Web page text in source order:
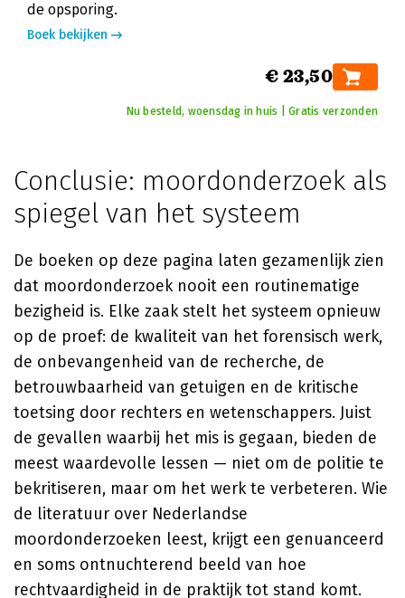
de opsporing.
Boek bekijken
€ 23,50
Nu besteld, woensdag in huis | Gratis verzonden
Conclusie: moordonderzoek als
spiegel van het systeem
De boeken op deze pagina laten gezamenlijk zien
dat moordonderzoek nooit een routinematige
bezigheid is. Elke zaak stelt het systeem opnieuw
op de proef: de kwaliteit van het forensisch werk,
de onbevangenheid van de recherche, de
betrouwbaarheid van getuigen en de kritische
toetsing door rechters en wetenschappers. Juist
de gevallen waarbij het mis is gegaan, bieden de
meest waardevolle lessen — niet om de politie te
bekritiseren, maar om het werk te verbeteren. Wie
de literatuur over Nederlandse
moordonderzoeken leest, krijgt een genuanceerd
en soms ontnuchterend beeld van hoe
rechtvaardigheid in de praktijk tot stand komt.